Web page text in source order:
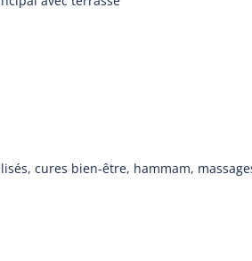
cures bien-être, hammam,